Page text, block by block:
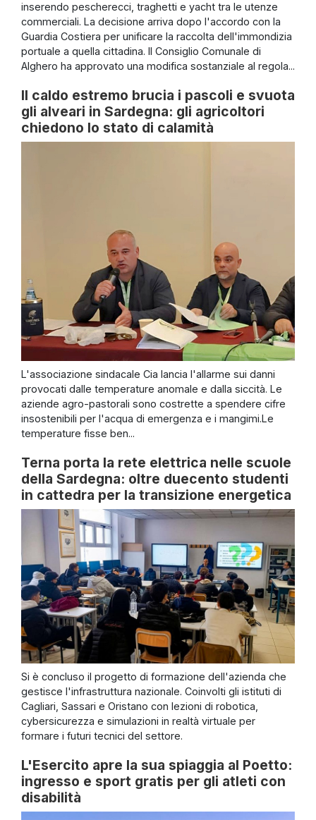
inserendo pescherecci, traghetti e yacht tra le utenze
commerciali. La decisione arriva dopo l'accordo con la
Guardia Costiera per unificare la raccolta dell'immondizia
portuale a quella cittadina. Il Consiglio Comunale di
Alghero ha approvato una modifica sostanziale al regola...
Il caldo estremo brucia i pascoli e svuota
gli alveari in Sardegna: gli agricoltori
chiedono lo stato di calamità
L'associazione sindacale Cia lancia l'allarme sui danni
provocati dalle temperature anomale e dalla siccità. Le
aziende agro-pastorali sono costrette a spendere cifre
insostenibili per l'acqua di emergenza e i mangimi.Le
temperature fisse ben...
Terna porta la rete elettrica nelle scuole
della Sardegna: oltre duecento studenti
in cattedra per la transizione energetica
Si è concluso il progetto di formazione dell'azienda che
gestisce l'infrastruttura nazionale. Coinvolti gli istituti di
Cagliari, Sassari e Oristano con lezioni di robotica,
cybersicurezza e simulazioni in realtà virtuale per
formare i futuri tecnici del settore.
L'Esercito apre la sua spiaggia al Poetto:
ingresso e sport gratis per gli atleti con
disabilità